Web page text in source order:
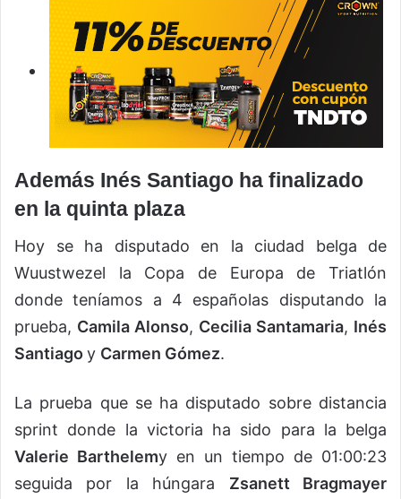
Además Inés Santiago ha finalizado
en la quinta plaza
Hoy se ha disputado en la ciudad belga de
Wuustwezel la Copa de Europa de Triatlón
donde teníamos a 4 españolas disputando la
prueba, Camila Alonso, Cecilia Santamaria, Inés
Santiagoy Carmen Gómez.
La prueba que se ha disputado sobre distancia
sprint donde la victoria ha sido para la belga
Valerie Barthelemy en un tiempo de 01:00:23
seguida por la húngara Zsanett Bragmayer